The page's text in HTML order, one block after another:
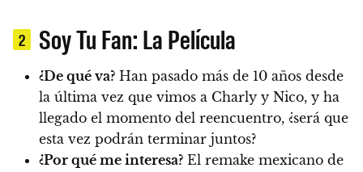
2 Soy Tu Fan: La Película
¿De qué va? Han pasado más de 10 años desde
la última vez que vimos a Charly y Nico, y ha
llegado el momento del reencuentro, ¿será que
esta vez podrán terminar juntos?
¿Por qué me interesa? El remake mexicano de